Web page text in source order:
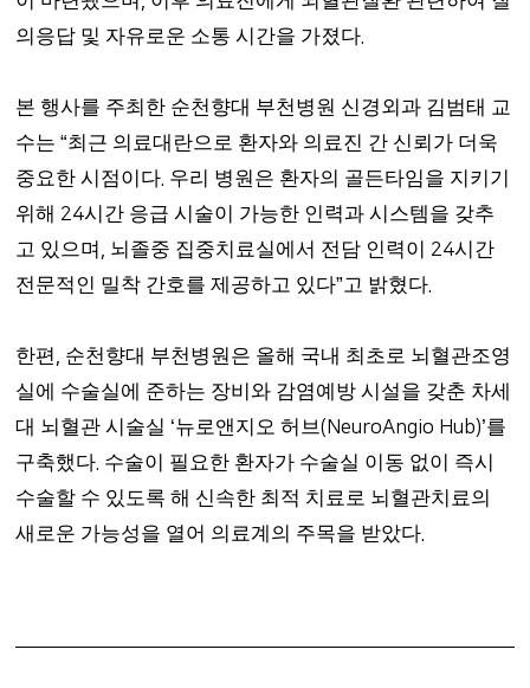
의응답 및 자유로운 소통 시간을 가졌다.
본 행사를 주최한 순천향대 부천병원 신경외과 김범태 교
수는“최근 의료대란으로 환자와 의료진 간 신뢰가 더욱
중요한 시점이다. 우리 병원은 환자의 골든타임을 지키기
위해 24시간 응급 시술이 가능한 인력과 시스템을 갖추
고 있으며 , 뇌졸중 집중치료실에서 전담 인력이 24시간
전문적인 밀착 간호를 제공하고 있다”고 밝혔다.
한편, 순천향대 부천병원은 올해 국내 최초로 뇌혈관조영
실에 수술실에 준하는 장비와 감염예방 시설을 갖춘 차세
대 뇌혈관 시술실 ‘뉴로앤지오 허브( NeuroAngio Hub)’를
구축했다. 수술이 필요한 환자가 수술실 이동 없이 즉시
수술할 수 있도록 해 신속한 최적 치료로 뇌혈관치료의
새로운 가능성을 열어 의료계의 주목을 받았다.